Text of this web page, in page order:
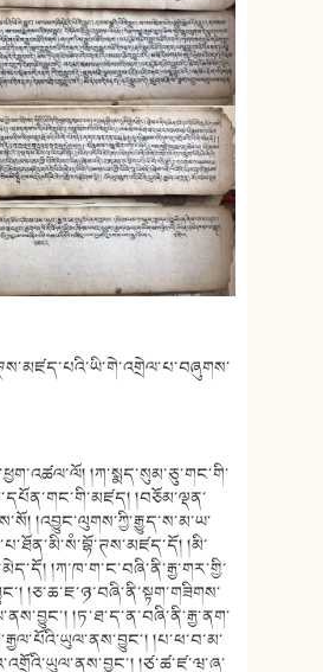
།ཀ་སྨད་སུམ་ཅུ་གང་གི་
།བཅོམ་ལྡན་
།འབྱུང་ལུགས་ཀྱི་རྒྱུད་ས་མ་ཡ་
།མི་
།ཀ་ཁ་ག་ང་བཞི་ནི་རྒྱ་གར་གྱི་
།ཅ་ཆ་ཇ་ཉ་བཞི་ནི་སྟག་གཟིགས་
།ཏ་ཐ་ད་ན་བཞི་ནི་རྒྱ་ནག་
།པ་ཕ་བ་མ་
།ཙ་ཚ་ཛ་ཝ་ཞ་